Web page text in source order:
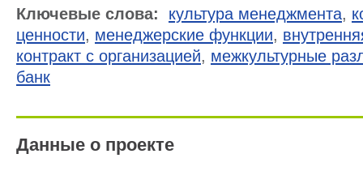
Ключевые слова: культура менеджмента,
ценности, менеджерские функции,
контракт с организацией, межкультурные
банк
Данные о проекте